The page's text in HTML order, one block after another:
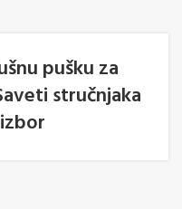
pušku za
stručnjaka